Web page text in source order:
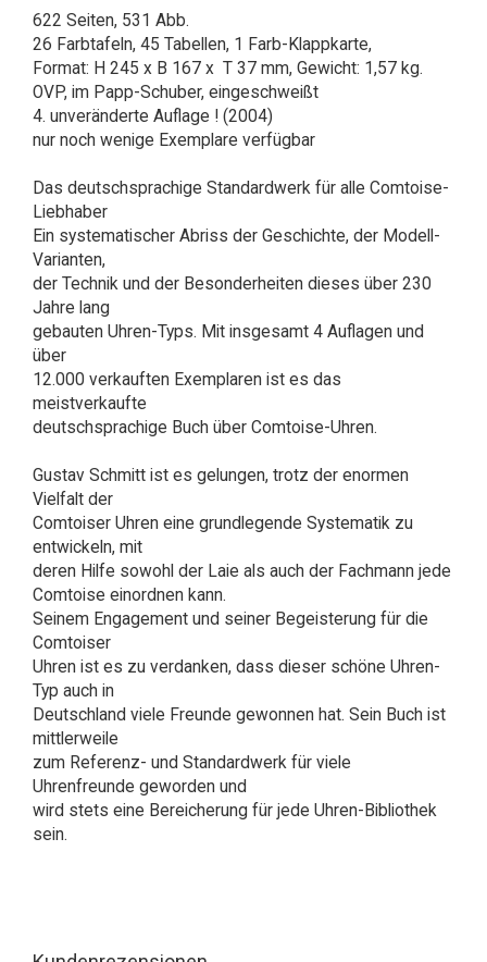
622 Seiten, 531 Abb.
26 Farbtafeln, 45 Tabellen, 1 Farb-Klappkarte,
Format: H 245 x B 167 x T 37 mm, Gewicht: 1,57 kg.
OVP, im Papp-Schuber, eingeschweißt
4. unveränderte Auflage ! (2004)
nur noch wenige Exemplare verfügbar
Das deutschsprachige Standardwerk für alle Comtoise-
Liebhaber
Ein systematischer Abriss der Geschichte, der Modell-
Varianten,
der Technik und der Besonderheiten dieses über 230
Jahre lang
gebauten Uhren-Typs. Mit insgesamt 4 Auflagen und
über
12.000 verkauften Exemplaren ist es das
meistverkaufte
deutschsprachige Buch über Comtoise-Uhren.
Gustav Schmitt ist es gelungen, trotz der enormen
Vielfalt der
Comtoiser Uhren eine grundlegende Systematik zu
entwickeln, mit
deren Hilfe sowohl der Laie als auch der Fachmann jede
Comtoise einordnen kann.
Seinem Engagement und seiner Begeisterung für die
Comtoiser
Uhren ist es zu verdanken, dass dieser schöne Uhren-
Typ auch in
Deutschland viele Freunde gewonnen hat. Sein Buch ist
mittlerweile
zum Referenz- und Standardwerk für viele
Uhrenfreunde geworden und
wird stets eine Bereicherung für jede Uhren-Bibliothek
sein.